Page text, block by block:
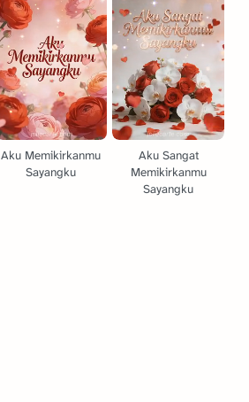
Aku Memikirkanmu
Sayangku
Aku Sangat
Memikirkanmu
Sayangku